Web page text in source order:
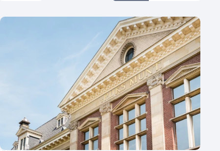
Aantal personen
1 - 50 personen
50 - 100 personen
100 - 250 personen